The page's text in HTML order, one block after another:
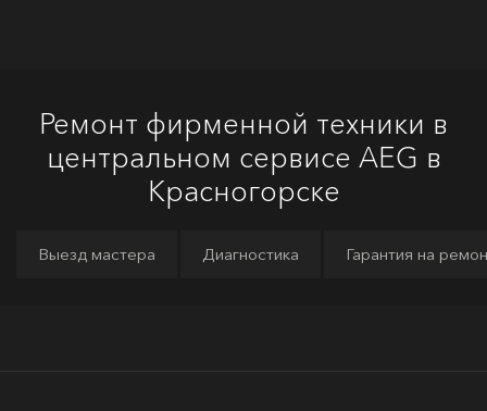
Ремонт фирменной техники в
центральном сервисе AEG в
Красногорске
Выезд мастера Диагностика Гарантия на